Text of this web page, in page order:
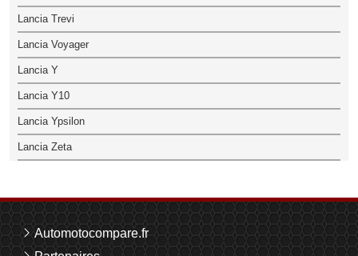
Lancia Trevi
Lancia Voyager
Lancia Y
Lancia Y10
Lancia Ypsilon
Lancia Zeta
Automotocompare.fr